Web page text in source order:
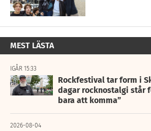
MEST LÄSTA
IGÅR 15:33
Rockfestival tar form i
dagar rocknostalgi står
bara att komma”
2026-08-04